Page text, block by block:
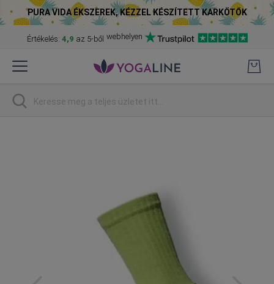
PURA VIDA ÉKSZEREK, KÉZZEL KÉSZÍTETT KARKÖTŐK
Értékelés: 4,9 az 5-ből webhelyen
to
Keresés